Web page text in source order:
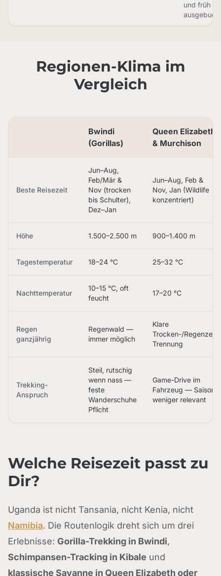
und früh
Regionen-Klima im
Vergleich
Bwindi
(Gorillas)
Queen Elizabeth
& Murchison
Beste Reisezeit
Jun–Aug,
Feb/Mär &
Nov (trocken
bis Schulter),
Dez–Jan
Jun–Aug, Feb &
Nov, Jan (Wildlife
konzentriert)
Höhe 1.500–2.500 m 900–1.400 m
Tagestemperatur 18–24 °C 25–32 °C
Nachttemperatur
10–15 °C, oft
feucht
17–20 °C
Regen
ganzjährig
Regenwald —
immer möglich
Klare
Trocken-/Regenzeit-
Trennung
Trekking-
Anspruch
Steil, rutschig
wenn nass —
feste
Wanderschuhe
Pflicht
Game-Drive im
Fahrzeug — Saison
weniger relevant
Welche Reisezeit passt zu
Dir?
Uganda ist nicht Tansania, nicht Kenia, nicht
Namibia. Die Routenlogik dreht sich um drei
Erlebnisse: Gorilla-Trekking in Bwindi,
Schimpansen-Tracking in Kibale und
klassische Savanne in Queen Elizabeth oder